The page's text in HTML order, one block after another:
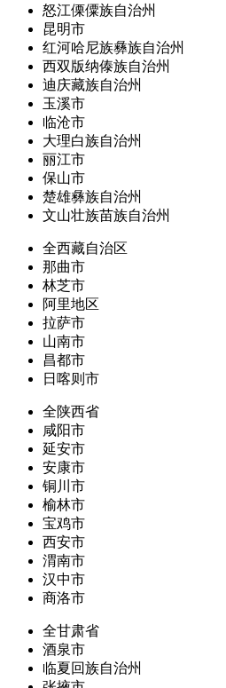
怒江傈僳族自治州
昆明市
红河哈尼族彝族自治州
西双版纳傣族自治州
迪庆藏族自治州
玉溪市
临沧市
大理白族自治州
丽江市
保山市
楚雄彝族自治州
文山壮族苗族自治州
全西藏自治区
那曲市
林芝市
阿里地区
拉萨市
山南市
昌都市
日喀则市
全陕西省
咸阳市
延安市
安康市
铜川市
榆林市
宝鸡市
西安市
渭南市
汉中市
商洛市
全甘肃省
酒泉市
临夏回族自治州